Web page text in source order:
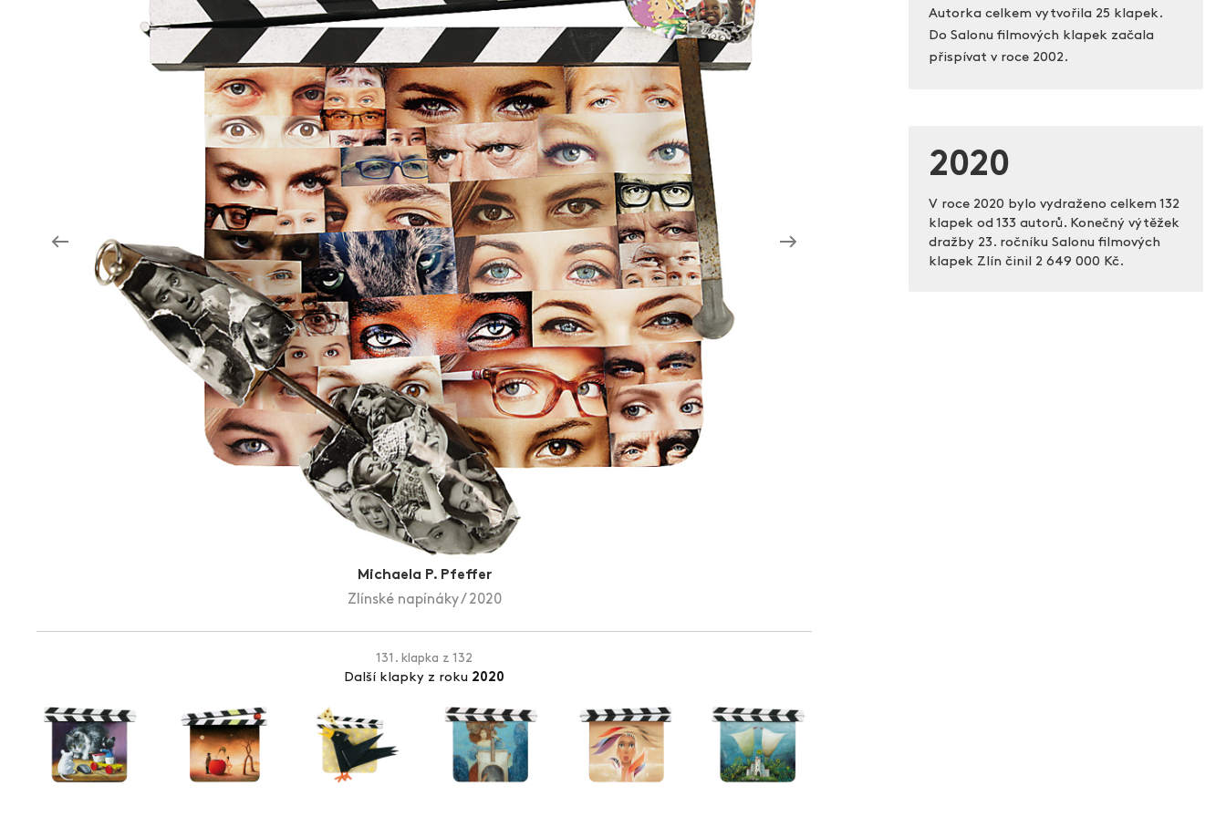
Aukce filmových klapek
Michaela P. Pfeffer
Zlínské napínáky / 2020
131. klapka z 132
Další klapky z roku 2020
Autorka celkem vytvořila 25 klapek.
Do Salonu filmových klapek začala
přispívat v roce 2002.
2020
V roce 2020 bylo vydraženo celkem 132
klapek od 133 autorů. Konečný výtěžek
dražby 23. ročníku Salonu filmových
klapek Zlín činil 2 649 000 Kč.